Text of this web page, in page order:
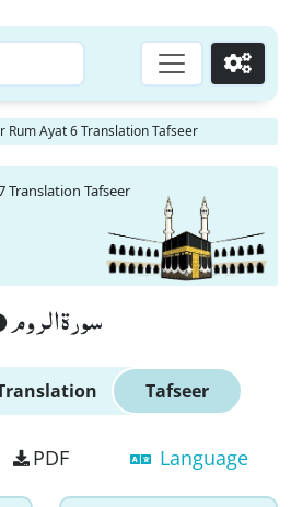
Go
Rum Ayat 6 Translation Tafseer
Translation Tafseer
سورة الروم
Tafseer
PDF Language